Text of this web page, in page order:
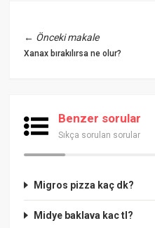
← Önceki makale
Xanax bırakılırsa ne olur?
Benzer sorular
Sıkça sorulan sorular
Migros pizza kaç dk?
Midye baklava kac tl?